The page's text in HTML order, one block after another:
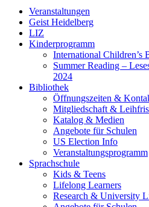
Veranstaltungen
Geist Heidelberg
LIZ
Kinderprogramm
International Children’s
Summer Reading –
2024
Bibliothek
Öffnungszeiten &
Mitgliedschaft &
Katalog & Medien
Angebote für Schulen
US Election Info
Veranstaltungsprogramm
Sprachschule
Kids & Teens
Lifelong Learners
Research & University